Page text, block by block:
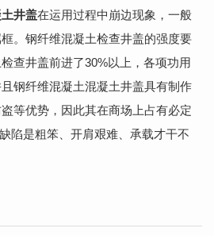
井盖在运用过程中崩边现象，一般
。钢纤维混凝土检查井盖的强度要
查井盖前进了30%以上，各项功用
且钢纤维混凝土混凝土井盖具有制作
等优势，因此其在商场上占有必定
陷是粗笨、开肩艰难、承载才干不